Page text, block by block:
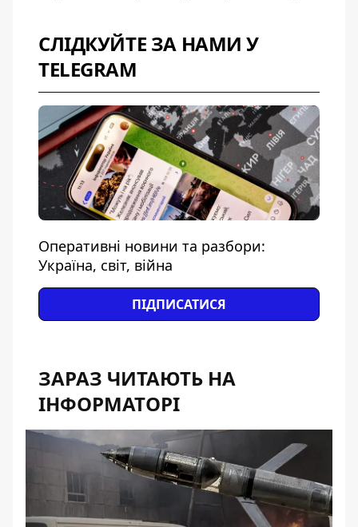
СЛІДКУЙТЕ ЗА НАМИ У
TELEGRAM
Оперативні новини та разбори:
Україна, світ, війна
ПІДПИСАТИСЯ
ЗАРАЗ ЧИТАЮТЬ НА
ІНФОРМАТОРІ